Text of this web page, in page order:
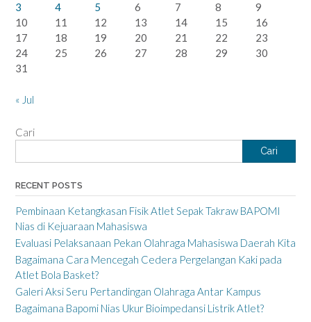
3
4 5 6 7 8
9
10
11 12 13 14 15
16
17
18 19 20 21 22
23
24
25 26 27 28 29
30
31
« Jul
Cari
Cari
RECENT POSTS
Pembinaan Ketangkasan Fisik Atlet Sepak Takraw BAPOMI
Nias di Kejuaraan Mahasiswa
Evaluasi Pelaksanaan Pekan Olahraga Mahasiswa Daerah Kita
Bagaimana Cara Mencegah Cedera Pergelangan Kaki pada
Atlet Bola Basket?
Galeri Aksi Seru Pertandingan Olahraga Antar Kampus
Bagaimana Bapomi Nias Ukur Bioimpedansi Listrik Atlet?